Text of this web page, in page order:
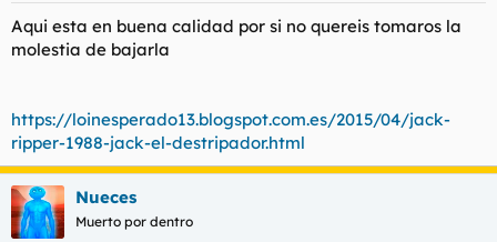
Aqui esta en buena calidad por si no quereis tomaros la
molestia de bajarla
https://loinesperado13.blogspot.com.es/2015/04/jack-
ripper-1988-jack-el-destripador.html
Nueces
Muerto por dentro